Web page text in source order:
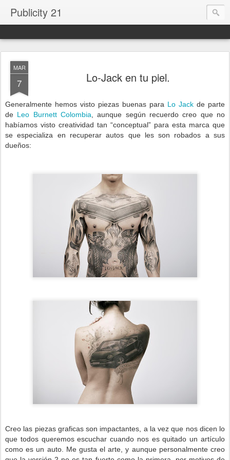
Publicity 21
MAR
7 Lo-Jack en tu piel.
Generalmente hemos visto piezas buenas para Lo Jack de parte
de Leo Burnett Colombia , aunque según recuerdo creo que no
habíamos visto creatividad tan “conceptual” para esta marca que
se especializa en recuperar autos que les son robados a sus
dueños:
Creo las piezas graficas son impactantes, a la vez que nos dicen lo
que todos queremos escuchar cuando nos es quitado un artículo
como es un auto. Me gusta el arte, y aunque personalmente creo